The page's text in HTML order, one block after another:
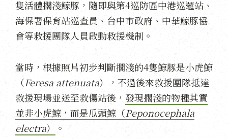
隻活體擱淺鯨豚，隨即與第4巡防區中港巡邏站、
海保署保育站巡查員、台中市政府、中華鯨豚協
會等救援團隊人員啟動救援機制。
當時，根據照片初步判斷擱淺的4隻鯨豚是小虎鯨
（Feresa attenuata），不過後來救援團隊抵達
救援現場並送至救傷站後， 發現擱淺的物種其實
並非小虎鯨，而是瓜頭鯨（Peponocephala
electra） 。